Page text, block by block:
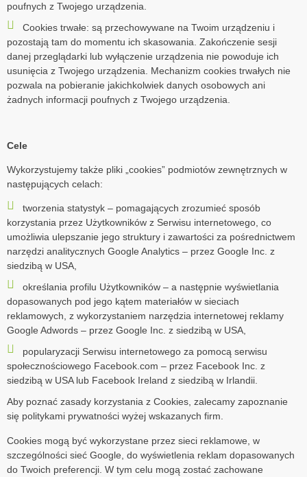
poufnych z Twojego urządzenia.
Cookies trwałe: są przechowywane na Twoim urządzeniu i
pozostają tam do momentu ich skasowania. Zakończenie sesji
danej przeglądarki lub wyłączenie urządzenia nie powoduje ich
usunięcia z Twojego urządzenia. Mechanizm cookies trwałych nie
pozwala na pobieranie jakichkolwiek danych osobowych ani
żadnych informacji poufnych z Twojego urządzenia.
Cele
Wykorzystujemy także pliki „cookies” podmiotów zewnętrznych w
następujących celach:
tworzenia statystyk – pomagających zrozumieć sposób
korzystania przez Użytkowników z Serwisu internetowego, co
umożliwia ulepszanie jego struktury i zawartości za pośrednictwem
narzędzi analitycznych Google Analytics – przez Google Inc. z
siedzibą w USA,
określania profilu Użytkowników – a następnie wyświetlania
dopasowanych pod jego kątem materiałów w sieciach
reklamowych, z wykorzystaniem narzędzia internetowej reklamy
Google Adwords – przez Google Inc. z siedzibą w USA,
popularyzacji Serwisu internetowego za pomocą serwisu
społecznościowego Facebook.com – przez Facebook Inc. z
siedzibą w USA lub Facebook Ireland z siedzibą w Irlandii.
Aby poznać zasady korzystania z Cookies, zalecamy zapoznanie
się politykami prywatności wyżej wskazanych firm.
Cookies mogą być wykorzystane przez sieci reklamowe, w
szczególności sieć Google, do wyświetlenia reklam dopasowanych
do Twoich preferencji. W tym celu mogą zostać zachowane